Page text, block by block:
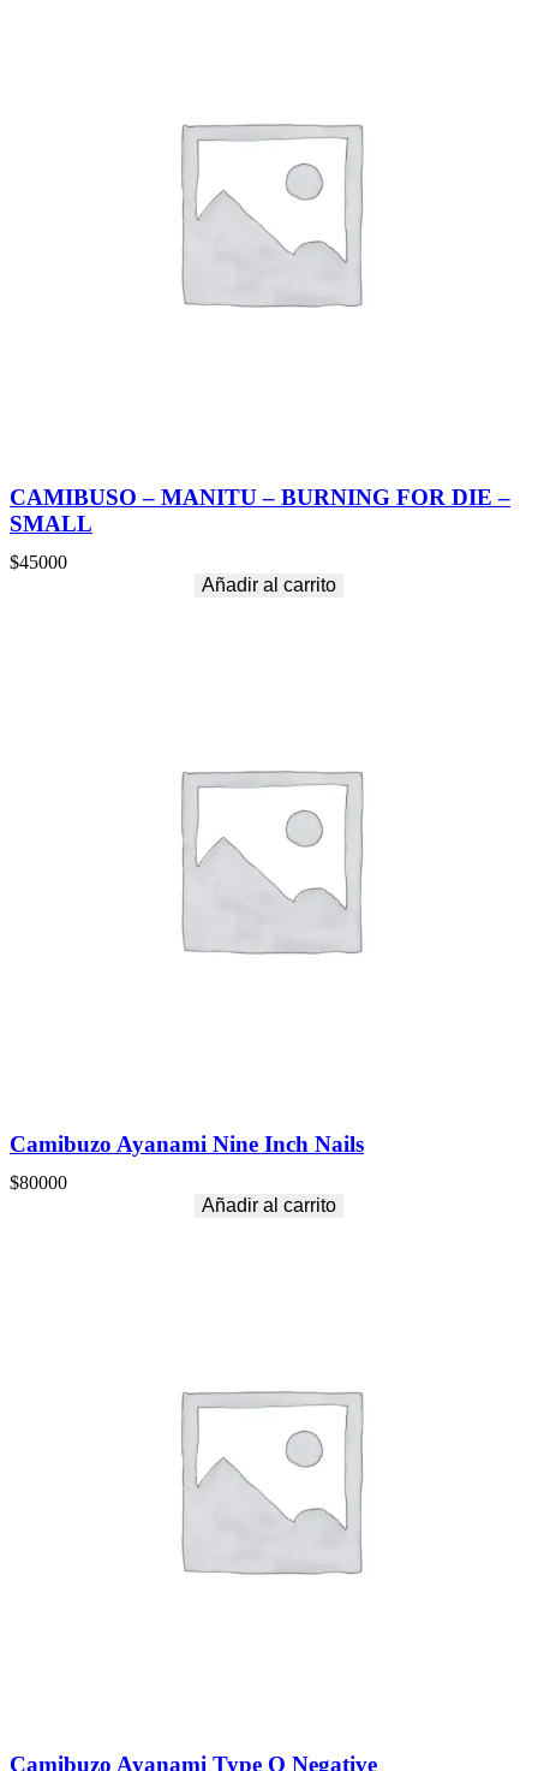
CAMIBUSO – MANITU – BURNING FOR DIE –
SMALL
$45000
Añadir al carrito
Camibuzo Ayanami Nine Inch Nails
$80000
Añadir al carrito
Camibuzo Ayanami Type O Negative